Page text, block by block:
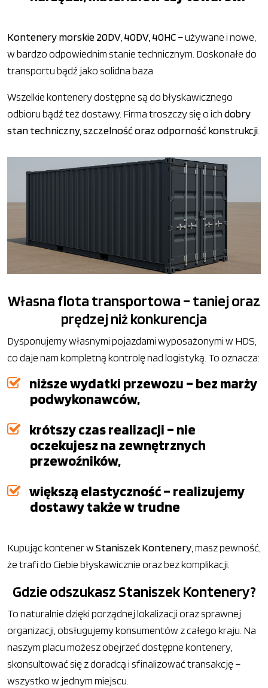
Kontenery morskie 20DV, 40DV, 40HC– używane i nowe,
w bardzo odpowiednim stanie technicznym. Doskonałe do
transportu bądź jako solidna baza
Wszelkie kontenery dostępne są do błyskawicznego
odbioru bądź też dostawy. Firma troszczy się o ichdobry
stan techniczny, szczelność oraz odporność konstrukcji
Własna flota transportowa – taniej oraz
prędzej niż konkurencja
Dysponujemy własnymi pojazdami wyposażonymi w HDS,
co daje nam kompletną kontrolę nad logistyką. To oznacza:
niższe wydatki przewozu – bez marży
podwykonawców,
krótszy czas realizacji – nie
oczekujesz na zewnętrznych
przewoźników,
większą elastyczność – realizujemy
dostawy także w trudne
Kupując kontener wStaniszek Kontenery, masz pewność,
że trafi do Ciebie błyskawicznie oraz bez komplikacji.
Gdzie odszukasz Staniszek Kontenery?
To naturalnie dzięki porządnej lokalizacji oraz sprawnej
organizacji, obsługujemy konsumentów z całego kraju. Na
naszym placu możesz obejrzeć dostępne kontenery,
skonsultować się z doradcą i sfinalizować transakcję –
wszystko w jednym miejscu.